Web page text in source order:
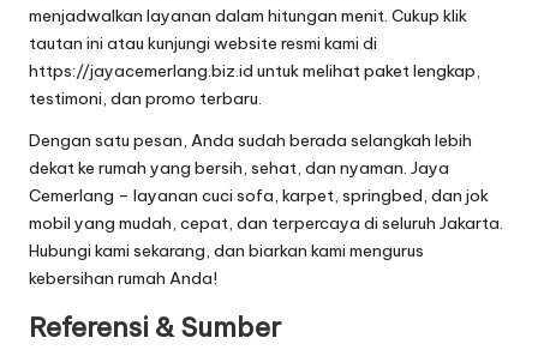
menjadwalkan layanan dalam hitungan menit. Cukup klik
tautan ini atau kunjungi website resmi kami di
https://jayacemerlang.biz.id untuk melihat paket lengkap,
testimoni, dan promo terbaru.
Dengan satu pesan, Anda sudah berada selangkah lebih
dekat ke rumah yang bersih, sehat, dan nyaman. Jaya
Cemerlang – layanan cuci sofa, karpet, springbed, dan jok
mobil yang mudah, cepat, dan terpercaya di seluruh Jakarta.
Hubungi kami sekarang, dan biarkan kami mengurus
kebersihan rumah Anda!
Referensi & Sumber